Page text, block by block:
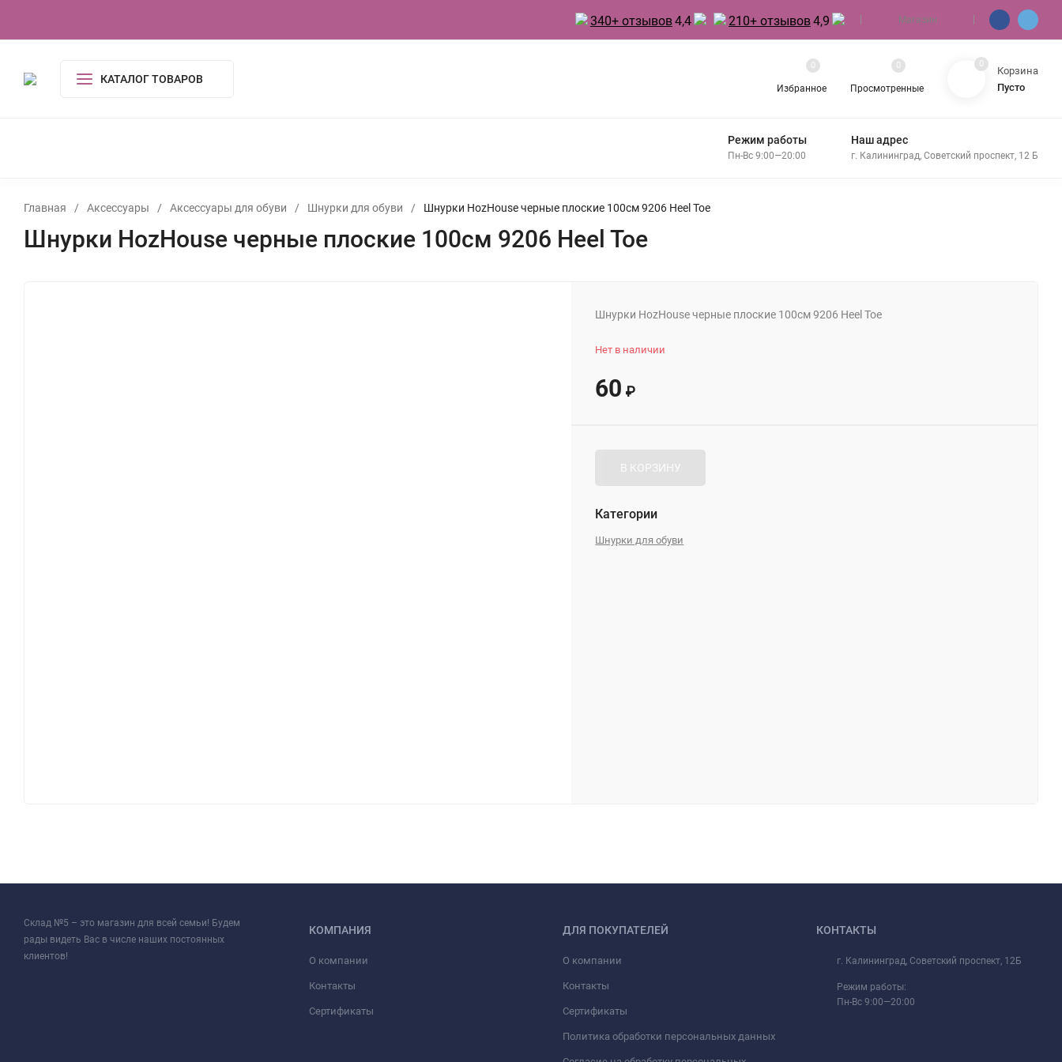
340+ отзывов4,4 210+ отзывов4,9 Магазин
КАТАЛОГ ТОВАРОВ
Избранное
0
Просмотренные
0 0
Корзина
Пусто
Режим работы
Пн-Вс 9:00—20:00
Наш адрес
г. Калининград, Советский проспект, 12 Б
Главная / Аксессуары / Аксессуары для обуви / Шнурки для обуви / Шнурки HozHouse черные плоские 100см 9206 Heel Toe
Шнурки HozHouse черные плоские 100см 9206 Heel Toe
Шнурки HozHouse черные плоские 100см 9206 Heel Toe
Нет в наличии
60 ₽
В КОРЗИНУ
Категории
Шнурки для обуви
Склад №5 – это магазин для всей семьи! Будем
рады видеть Вас в числе наших постоянных
клиентов!
КОМПАНИЯ
О компании
Контакты
Сертификаты
ДЛЯ ПОКУПАТЕЛЕЙ
О компании
Контакты
Сертификаты
Политика обработки персональных данных
КОНТАКТЫ
г. Калининград, Советский проспект, 12Б
Режим работы:
Пн-Вс 9:00—20:00